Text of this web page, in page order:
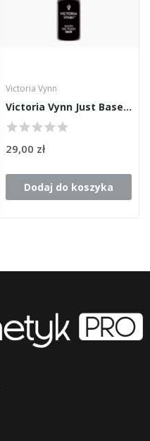
Victoria Vynn
Victoria Vynn Just Base Rosen 8ml
29,00 zł
Dodaj do koszyka